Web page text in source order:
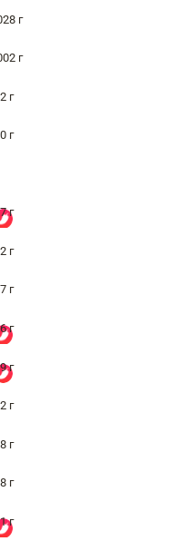
г
г
г
г
г
г
г
г
г
г
г
г
г